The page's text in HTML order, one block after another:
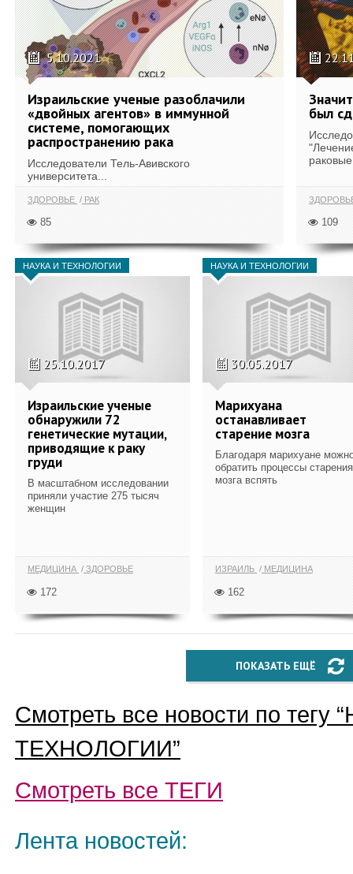
5.10.2021
Израильские ученые разоблачили
«двойных агентов» в иммунной
системе, помогающих
распространению рака
Исследователи Тель-Авивского
университета...
ЗДОРОВЬЕ РАК
85
был
109
НАУКА И ТЕХНОЛОГИИ
25.10.2017
Израильские ученые
обнаружили 72
генетические мутации,
приводящие к раку
груди
В масштабном исследовании
приняли участие 275 тысяч
женщин
МЕДИЦИНА ЗДОРОВЬЕ
172
НАУКА И ТЕХНОЛОГИИ
30.05.2017
Марихуана
останавливает
старение мозга
Благодаря марихуане
обратить процессы старения
мозга вспять
ИЗРАИЛЬ МЕДИЦИНА
162
ПОКАЗАТЬ ЕЩЁ
Смотреть все новости по тегу “
ТЕХНОЛОГИИ”
Смотреть все ТЕГИ
Лента новостей: